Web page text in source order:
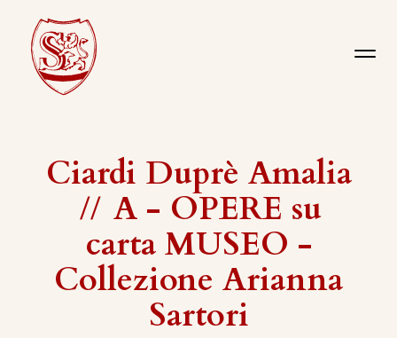
Ciardi Duprè Amalia
// A - OPERE su
carta MUSEO -
Collezione Arianna
Sartori